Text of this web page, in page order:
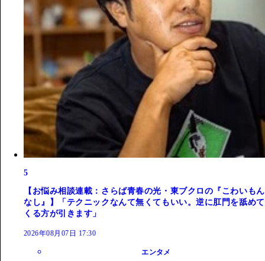
5
【お悩み相談連載：さらば青春の光・東ブクロの『こわいもん
なし』】「テクニックなんて無くてもいい。逆に肛門を舐めて
くる方が引きます」
2026年08月07日 17:30
エンタメ